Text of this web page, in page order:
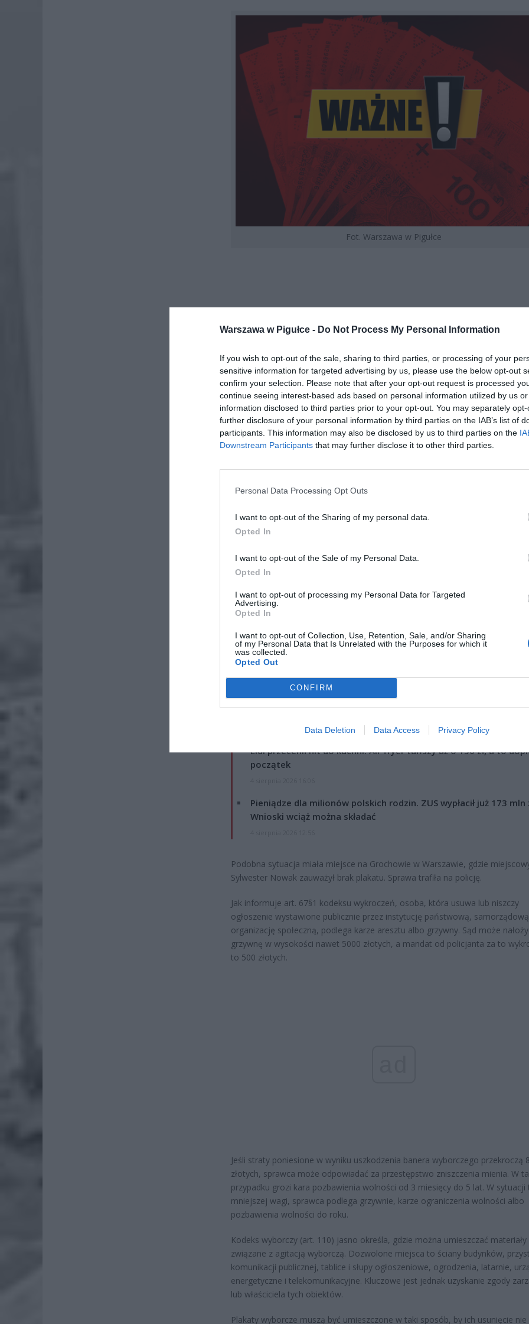
Warszawa w Pigułce - Do Not Process My Personal Information
If you wish to opt-out of the sale, sharing to third parties, or processing of your
sensitive information for targeted advertising by us, please use the below opt-out
confirm your selection. Please note that after your opt-out request is processed
continue seeing interest-based ads based on personal information utilized by us
information disclosed to third parties prior to your opt-out. You may separately
further disclosure of your personal information by third parties on the IAB’s list of
participants. This information may also be disclosed by us to third parties on the
Downstream Participants that may further disclose it to other third parties.
Personal Data Processing Opt Outs
I want to opt-out of the Sharing of my personal data.
Opted In
I want to opt-out of the Sale of my Personal Data.
Opted In
I want to opt-out of processing my Personal Data for Targeted
Advertising.
Opted In
I want to opt-out of Collection, Use, Retention, Sale, and/or Sharing
of my Personal Data that Is Unrelated with the Purposes for which it
was collected.
Opted Out
CONFIRM
Data Deletion Data Access Privacy Policy
Fot. Warszawa w Pigułce
ZOBACZ RÓWNIEŻ:
Lidl przecenił hit do kuchni. Air fryer tańszy aż o 150 zł, a to
początek
Pieniądze dla milionów polskich rodzin. ZUS wypłacił już 173 mln
Wnioski wciąż można składać
Podobna sytuacja miała miejsce na Grochowie w Warszawie, gdzie
Sylwester Nowak zauważył brak plakatu. Sprawa trafiła na policję.
Jak informuje art. 67§1 kodeksu wykroczeń, osoba, która usuwa lub niszczy
ogłoszenie wystawione publicznie przez instytucję państwową,
organizację społeczną, podlega karze aresztu albo grzywny. Sąd może
grzywnę w wysokości nawet 5000 złotych, a mandat od policjanta za to
to 500 złotych.
Jeśli straty poniesione w wyniku uszkodzenia banera wyborczego przekroczą
złotych, sprawca może odpowiadać za przestępstwo zniszczenia mienia. W
przypadku grozi kara pozbawienia wolności od 3 miesięcy do 5 lat. W sytuacji
mniejszej wagi, sprawca podlega grzywnie, karze ograniczenia wolności albo
pozbawienia wolności do roku.
Kodeks wyborczy (art. 110) jasno określa, gdzie można umieszczać materiały
związane z agitacją wyborczą. Dozwolone miejsca to ściany budynków,
komunikacji publicznej, tablice i słupy ogłoszeniowe, ogrodzenia, latarnie,
energetyczne i telekomunikacyjne. Kluczowe jest jednak uzyskanie zgody
lub właściciela tych obiektów.
Plakaty wyborcze muszą być umieszczone w taki sposób, by ich usunięcie nie